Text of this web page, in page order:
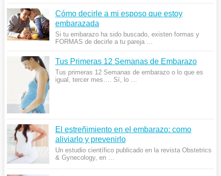
Cómo decirle a mi esposo que estoy
embarazada
Si tu embarazo ha sido buscado, existen formas y
FORMAS de decirle a tu pareja …
Tus Primeras 12 Semanas de Embarazo
Tus primeras 12 Semanas de embarazo o lo que es
igual, tercer mes…. Sí, lo …
El estreñimiento en el embarazo: como
aliviarlo y prevenirlo
Un estudio científico publicado en la revista Obstetrics
& Gynecology, en …